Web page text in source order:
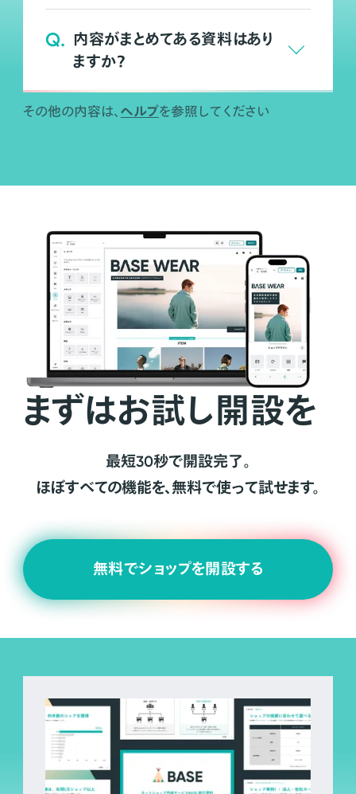
Q. 内容がまとめてある資料はあり
ますか？
その他の内容は、 ヘルプを参照してください
まずはお試し開設を
最短30秒で開設完了。
ほぼすべての機能を、無料で使って試せます。
無料でショップを開設する